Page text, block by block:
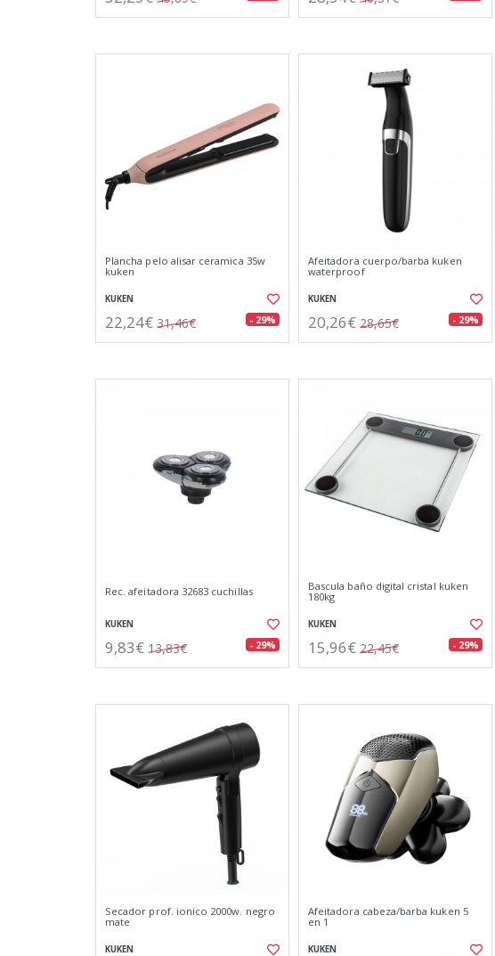
Plancha pelo alisar ceramica 35w
kuken
KUKEN
22,24€ 31,46€ - 29%
Afeitadora cuerpo/barba kuken
waterproof
KUKEN
20,26€ 28,65€ - 29%
Rec. afeitadora 32683 cuchillas
KUKEN
9,83€ 13,83€ - 29%
Bascula baño digital cristal kuken
180kg
KUKEN
15,96€ 22,45€ - 29%
Secador prof. ionico 2000w. negro
mate
KUKEN
Afeitadora cabeza/barba kuken 5
en 1
KUKEN